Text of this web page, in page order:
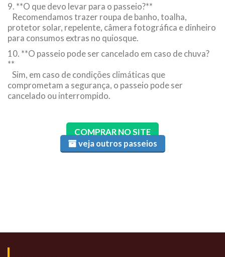
9. **O que devo levar para o passeio?**
Recomendamos trazer roupa de banho, toalha,
protetor solar, repelente, câmera fotográfica e dinheiro
para consumos extras no quiosque.
10. **O passeio pode ser cancelado em caso de chuva?
**
Sim, em caso de condições climáticas que
comprometam a segurança, o passeio pode ser
cancelado ou interrompido.
COMPRAR NO SITE
veja outros passeios